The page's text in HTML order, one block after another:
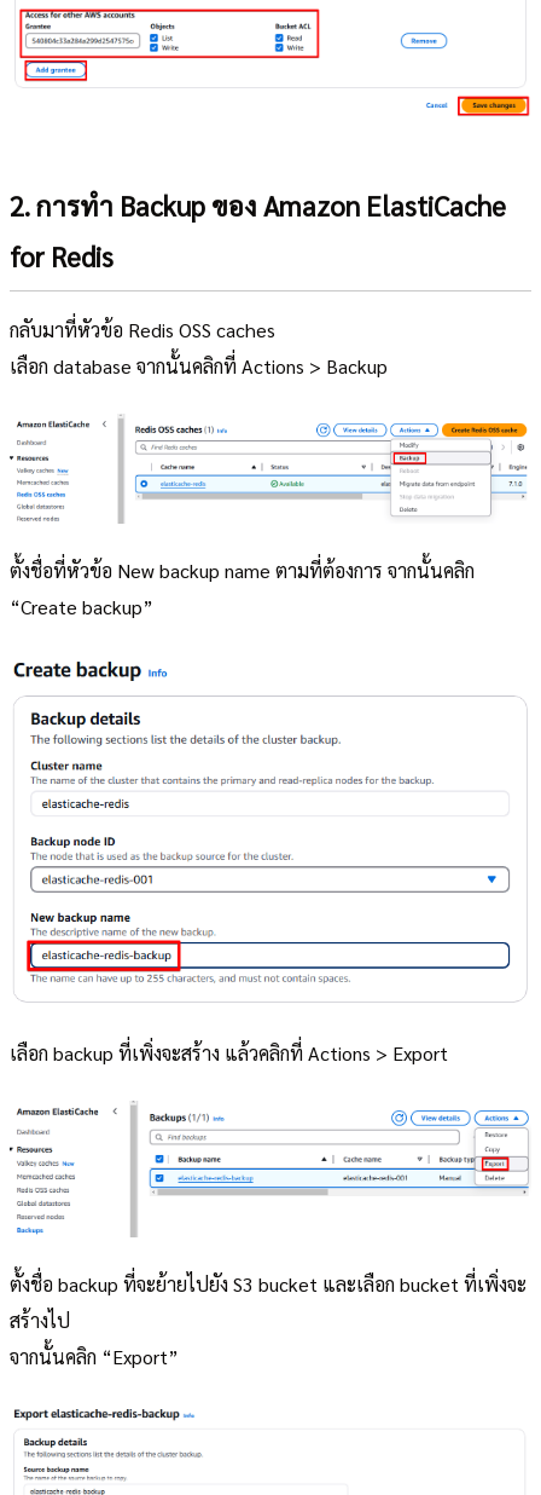
2. การทำ Backup ของ Amazon ElastiCache
for Redis
กลับมาที่หัวข้อ Redis OSS caches
เลือก database จากนั้นคลิกที่ Actions > Backup
ตั้งชื่อที่หัวข้อ New backup name ตามที่ต้องการ จากนั้นคลิก
“Create backup”
เลือก backup ที่เพิ่งจะสร้าง แล้วคลิกที่ Actions > Export
ตั้งชื่อ backup ที่จะย้ายไปยัง S3 bucket และเลือก bucket ที่เพิ่งจะ
สร้างไป
จากนั้นคลิก “Export”